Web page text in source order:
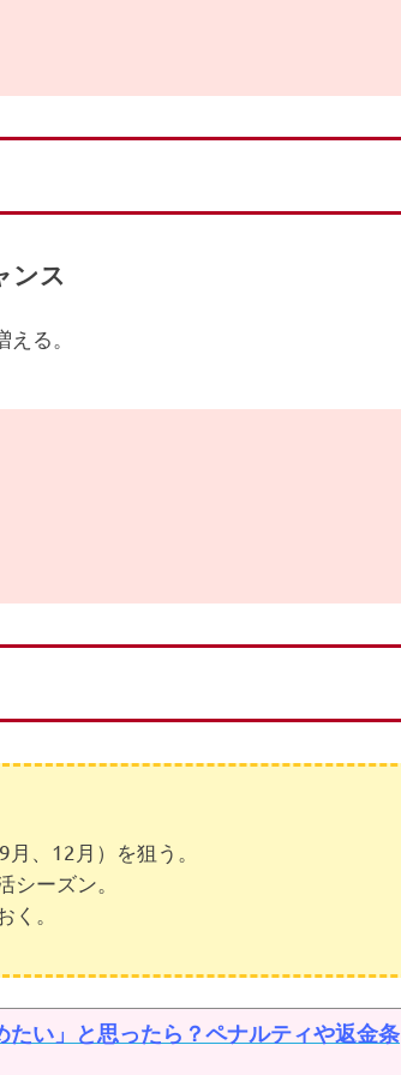
ンス
る。
、12月）を狙う。
シーズン。
く。
い」と思ったら？ペナルティや返金条